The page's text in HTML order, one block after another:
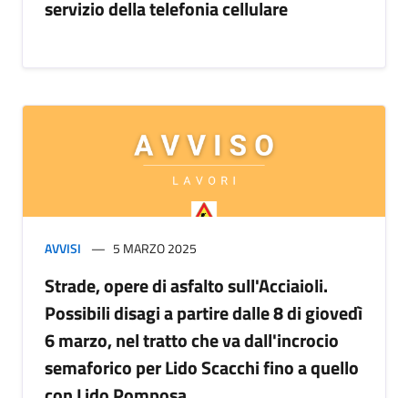
servizio della telefonia cellulare
AVVISI 5 MARZO 2025
Strade, opere di asfalto sull'Acciaioli.
Possibili disagi a partire dalle 8 di giovedì
6 marzo, nel tratto che va dall'incrocio
semaforico per Lido Scacchi fino a quello